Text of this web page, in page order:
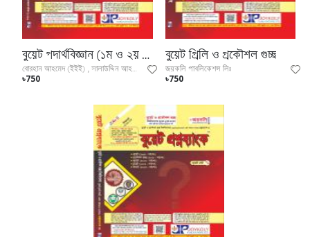
বুয়েট পদার্থবিজ্ঞান (১ম ও ২য় পত্র)
বোরহান আহমেদ (ইইই) , সালাউদ্দিন আহমেদ , মেহেদী হ
৳750
বুয়েট প্রিলি ও প্রকৌশল গুচ্ছ
জয়কলি পাবলিকেশন্স লিঃ
৳750